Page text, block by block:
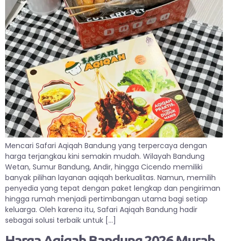
Mencari Safari Aqiqah Bandung yang terpercaya dengan
harga terjangkau kini semakin mudah. Wilayah Bandung
Wetan, Sumur Bandung, Andir, hingga Cicendo memiliki
banyak pilihan layanan aqiqah berkualitas. Namun, memilih
penyedia yang tepat dengan paket lengkap dan pengiriman
hingga rumah menjadi pertimbangan utama bagi setiap
keluarga. Oleh karena itu, Safari Aqiqah Bandung hadir
sebagai solusi terbaik untuk […]